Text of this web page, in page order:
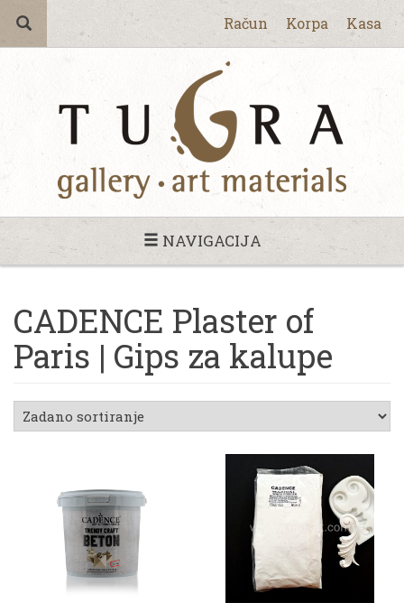
Račun Korpa Kasa
NAVIGACIJA
CADENCE Plaster of
Paris | Gips za kalupe